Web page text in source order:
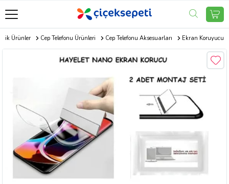
Ürünler Cep Telefonu Ürünleri Cep Telefonu Aksesuarları Ekran Koruyucu